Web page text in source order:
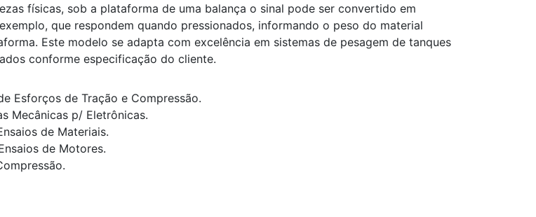
físicas, sob a plataforma de uma balança o sinal pode ser convertido em
que respondem quando pressionados, informando o peso do material
Este modelo se adapta com excelência em sistemas de pesagem de tanques
conforme especificação do cliente.
Esforços de Tração e Compressão.
Mecânicas p/ Eletrônicas.
de Materiais.
de Motores.